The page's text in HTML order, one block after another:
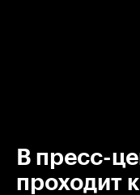
В пресс-
проходит